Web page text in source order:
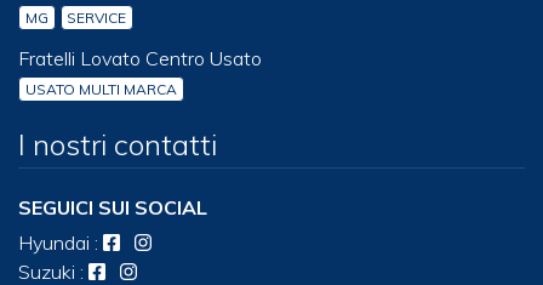
MG SERVICE
Fratelli Lovato Centro Usato
USATO MULTI MARCA
I nostri contatti
SEGUICI SUI SOCIAL
Hyundai :
Suzuki :